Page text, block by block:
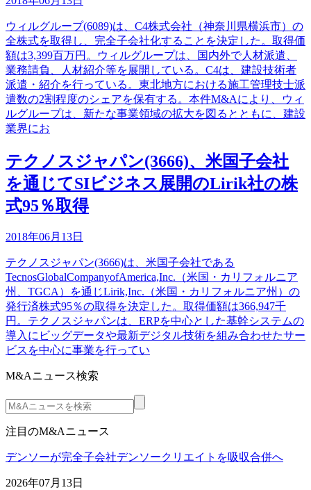
ウィルグループ(6089)は、C4株式会社（神奈川県横浜市）の
全株式を取得し、完全子会社化することを決定した。取得価
額は3,399百万円。ウィルグループは、国内外で人材派遣、
業務請負、人材紹介等を展開している。C4は、建設技術者
派遣・紹介を行っている。東北地方における施工管理技士派
遣数の2割程度のシェアを保有する。本件M&Aにより、ウィ
ルグループは、新たな事業領域の拡大を図るとともに、建設
業界にお
テクノスジャパン(3666)、米国子会社
を通じてSIビジネス展開のLirik社の株
式95％取得
2018年06月13日
テクノスジャパン(3666)は、米国子会社である
TecnosGlobalCompanyofAmerica,Inc.（米国・カリフォルニア
州、TGCA）を通じLirik,Inc.（米国・カリフォルニア州）の
発行済株式95％の取得を決定した。取得価額は366,947千
円。テクノスジャパンは、ERPを中心とした基幹システムの
導入にビッグデータや最新デジタル技術を組み合わせたサー
ビスを中心に事業を行ってい
M&Aニュース検索
注目のM&Aニュース
デンソーが完全子会社デンソークリエイトを吸収合併へ
2026年07月13日